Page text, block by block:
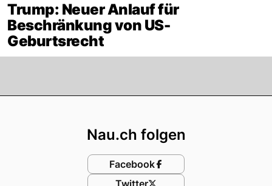
Trump: Neuer Anlauf für
Beschränkung von US-
Geburtsrecht
Nau.ch folgen
Facebook
Twitter